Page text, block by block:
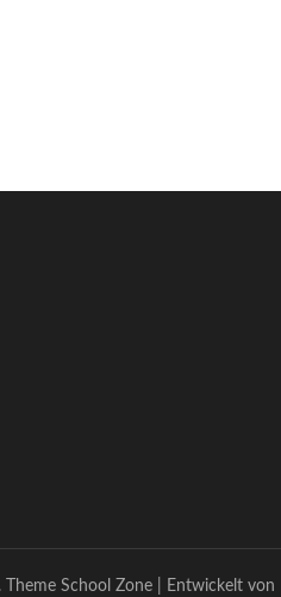
Theme School Zone | Entwickelt von